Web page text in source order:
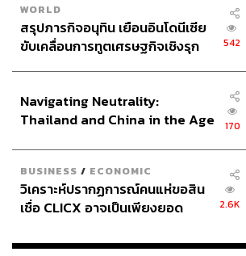
WORLD
สรุปภารกิจอนุทิน เยือนอินโดนีเซีย
ขับเคลื่อนการทูตเศรษฐกิจเชิงรุก
542
Navigating Neutrality:
Thailand and China in the Age
170
BUSINESS / ECONOMIC
วิเคราะห์ปรากฏการณ์คนแห่ขอสิน
เชื่อ CLICX อาจเป็นเพียงยอด
เรือนไทยที่ถูกซุกไว้
2.6K